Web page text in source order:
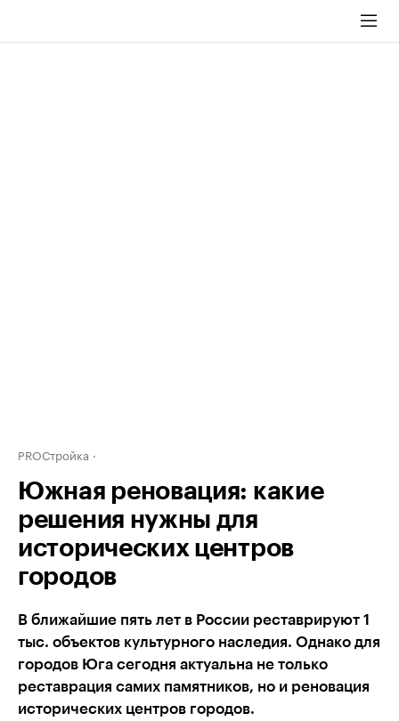
PROСтройка
Южная реновация: какие
решения нужны для
исторических центров
городов
В ближайшие пять лет в России реставрируют 1
тыс. объектов культурного наследия. Однако для
городов Юга сегодня актуальна не только
реставрация самих памятников, но и реновация
исторических центров городов.